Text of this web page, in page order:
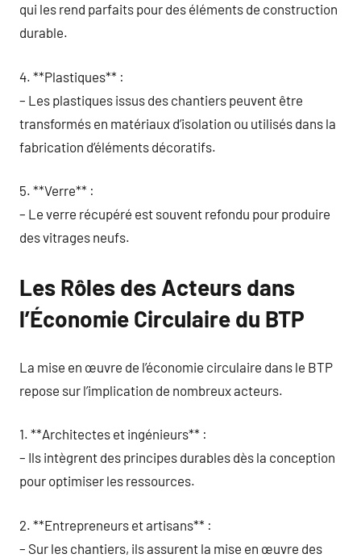
qui les rend parfaits pour des éléments de construction
durable.
4. **Plastiques** :
– Les plastiques issus des chantiers peuvent être
transformés en matériaux d’isolation ou utilisés dans la
fabrication d’éléments décoratifs.
5. **Verre** :
– Le verre récupéré est souvent refondu pour produire
des vitrages neufs.
Les Rôles des Acteurs dans
l’Économie Circulaire du BTP
La mise en œuvre de l’économie circulaire dans le BTP
repose sur l’implication de nombreux acteurs.
1. **Architectes et ingénieurs** :
– Ils intègrent des principes durables dès la conception
pour optimiser les ressources.
2. **Entrepreneurs et artisans** :
– Sur les chantiers, ils assurent la mise en œuvre des